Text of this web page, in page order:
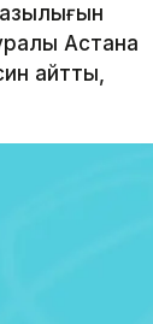
Астана
айтты,